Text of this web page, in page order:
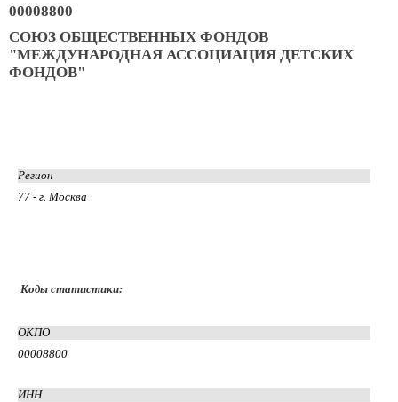
00008800
СОЮЗ ОБЩЕСТВЕННЫХ ФОНДОВ
"МЕЖДУНАРОДНАЯ АССОЦИАЦИЯ ДЕТСКИХ
ФОНДОВ"
Регион
77 - г. Москва
Коды статистики:
ОКПО
00008800
ИНН